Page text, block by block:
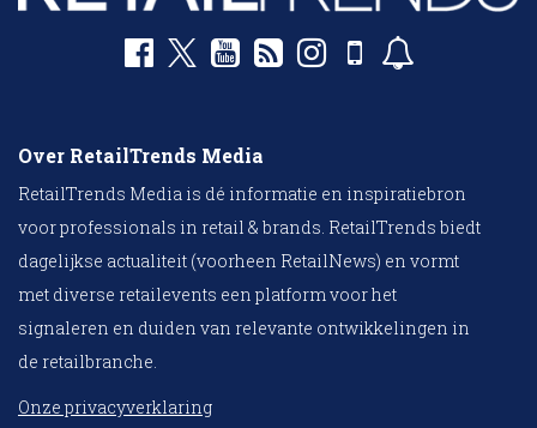
Over RetailTrends Media
RetailTrends Media is dé informatie en inspiratiebron
voor professionals in retail & brands. RetailTrends biedt
dagelijkse actualiteit (voorheen RetailNews) en vormt
met diverse retailevents een platform voor het
signaleren en duiden van relevante ontwikkelingen in
de retailbranche.
Onze privacyverklaring